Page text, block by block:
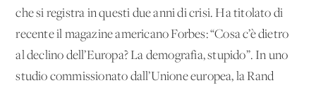
che si registra in questi due anni di crisi. Ha titolato di
recente il magazine americano Forbes: “Cosa c’è dietro
al declino dell’Europa? La demografia, stupido”. In uno
studio commissionato dall’Unione europea, la Rand